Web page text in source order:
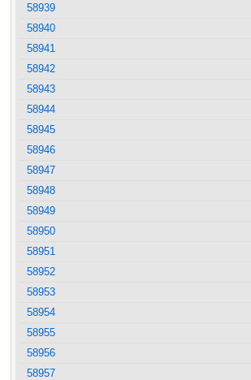
58939
58940
58941
58942
58943
58944
58945
58946
58947
58948
58949
58950
58951
58952
58953
58954
58955
58956
58957